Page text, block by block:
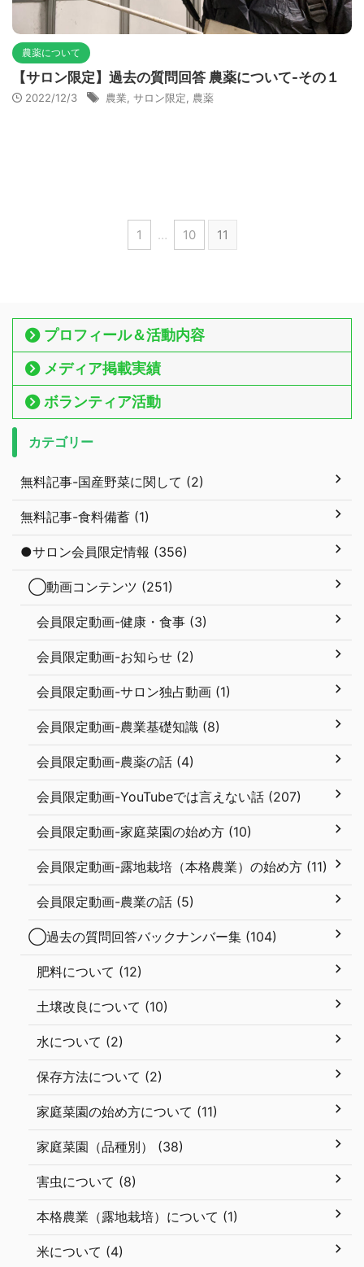
農薬について
【サロン限定】過去の質問回答 農薬について-その１
2022/12/3 農業 サロン限定 農薬
1 … 10 11
プロフィール＆活動内容
メディア掲載実績
ボランティア活動
カテゴリー
無料記事-国産野菜に関して (2)
無料記事-食料備蓄 (1)
●サロン会員限定情報 (356)
◯動画コンテンツ (251)
会員限定動画-健康・食事 (3)
会員限定動画-お知らせ (2)
会員限定動画-サロン独占動画 (1)
会員限定動画-農業基礎知識 (8)
会員限定動画-農薬の話 (4)
会員限定動画-YouTubeでは言えない話 (207)
会員限定動画-家庭菜園の始め方 (10)
会員限定動画-露地栽培（本格農業）の始め方 (11)
会員限定動画-農業の話 (5)
◯過去の質問回答バックナンバー集 (104)
肥料について (12)
土壌改良について (10)
水について (2)
保存方法について (2)
家庭菜園の始め方について (11)
家庭菜園（品種別） (38)
害虫について (8)
本格農業（露地栽培）について (1)
米について (4)